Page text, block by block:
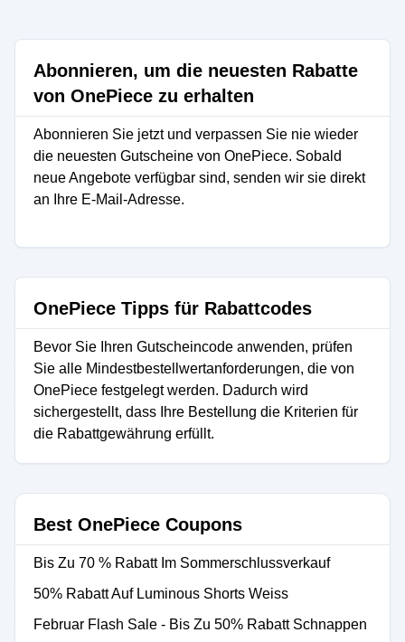
Abonnieren, um die neuesten Rabatte
von OnePiece zu erhalten
Abonnieren Sie jetzt und verpassen Sie nie wieder
die neuesten Gutscheine von OnePiece. Sobald
neue Angebote verfügbar sind, senden wir sie direkt
an Ihre E-Mail-Adresse.
OnePiece Tipps für Rabattcodes
Bevor Sie Ihren Gutscheincode anwenden, prüfen
Sie alle Mindestbestellwertanforderungen, die von
OnePiece festgelegt werden. Dadurch wird
sichergestellt, dass Ihre Bestellung die Kriterien für
die Rabattgewährung erfüllt.
Best OnePiece Coupons
Bis Zu 70 % Rabatt Im Sommerschlussverkauf
50% Rabatt Auf Luminous Shorts Weiss
Februar Flash Sale - Bis Zu 50% Rabatt Schnappen